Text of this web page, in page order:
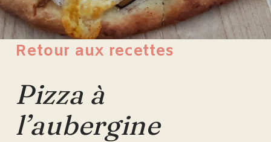
Retour aux recettes
Pizza à
l’aubergine